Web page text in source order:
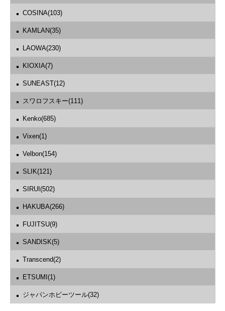
COSINA(103)
KAMLAN(35)
LAOWA(230)
KIOXIA(7)
SUNEAST(12)
スワロフスキー(111)
Kenko(685)
Vixen(1)
Velbon(154)
SLIK(121)
SIRUI(502)
HAKUBA(266)
FUJITSU(9)
SANDISK(5)
Transcend(2)
ETSUMI(1)
ジャパンホビーツール(32)